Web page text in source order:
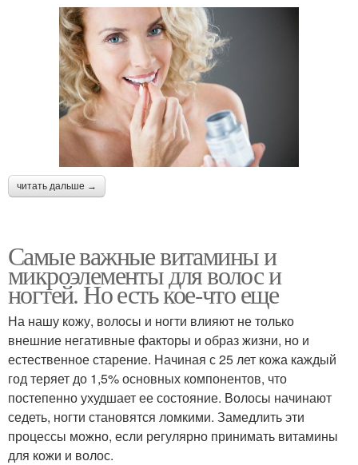
читать дальше →
Самые важные витамины и
микроэлементы для волос и
ногтей. Но есть кое-что еще
На нашу кожу, волосы и ногти влияют не только
внешние негативные факторы и образ жизни, но и
естественное старение. Начиная с 25 лет кожа каждый
год теряет до 1,5% основных компонентов, что
постепенно ухудшает ее состояние. Волосы начинают
седеть, ногти становятся ломкими. Замедлить эти
процессы можно, если регулярно принимать витамины
для кожи и волос.